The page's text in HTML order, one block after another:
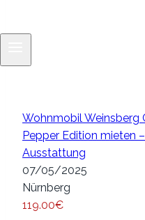
Wohnmobil Weinsberg
Pepper Edition mieten
Ausstattung
07/05/2025
Nürnberg
119.00€